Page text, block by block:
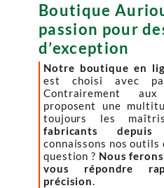
Boutique
passion pour
d’exception
Notre boutique en
est choisi avec
Contrairement
proposent une
toujours les
fabricants depuis
connaissons nos outils
question ? Nous
vous répondre
précision.